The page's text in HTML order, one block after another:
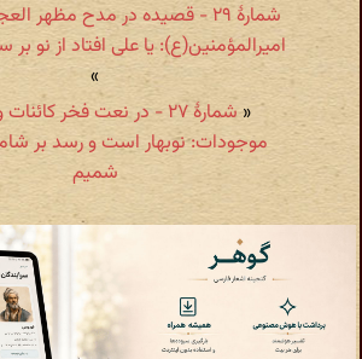
شمارهٔ ۲۹ - قصیده در مدح
امیرالمؤمنین(ع): یا علی افتاد از نو
»
«
شمارهٔ ۲۷ - در نعت فخر
موجودات: نوبهار است و رسد بر
شمیم